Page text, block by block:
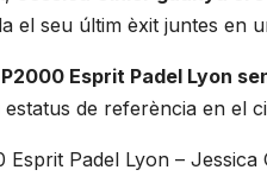
el seu últim èxit juntes en
P2000 Esprit Padel Lyon
de referència en el
Esprit Padel Lyon –